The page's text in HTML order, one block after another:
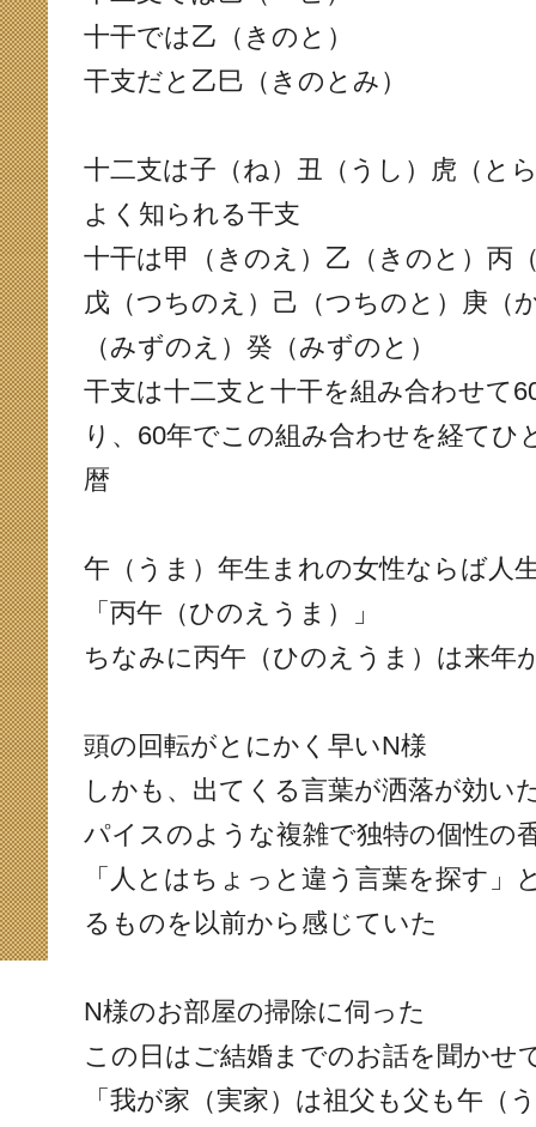
十干では乙（きのと）
干支だと乙巳（きのとみ）
十二支は子（ね）丑（うし）虎（と
よく知られる干支
十干は甲（きのえ）乙（きのと）丙
戊（つちのえ）己（つちのと）庚（
（みずのえ）癸（みずのと）
干支は十二支と十干を組み合わせて
り、60年でこの組み合わせを経てひ
暦
午（うま）年生まれの女性ならば人
「丙午（ひのえうま）」
ちなみに丙午（ひのえうま）は来年
頭の回転がとにかく早いN様
しかも、出てくる言葉が洒落が効い
パイスのような複雑で独特の個性の
「人とはちょっと違う言葉を探す」
るものを以前から感じていた
N様のお部屋の掃除に伺った
この日はご結婚までのお話を聞かせ
「我が家（実家）は祖父も父も午（